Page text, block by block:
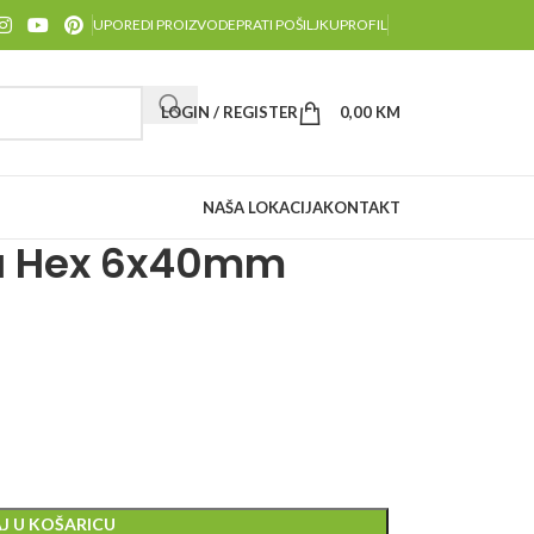
UPOREDI PROIZVODEPRATI POŠILJKUPROFIL
LOGIN / REGISTER 0,00 KM
NAŠA LOKACIJAKONTAKT
6x40mm
U KOŠARICU